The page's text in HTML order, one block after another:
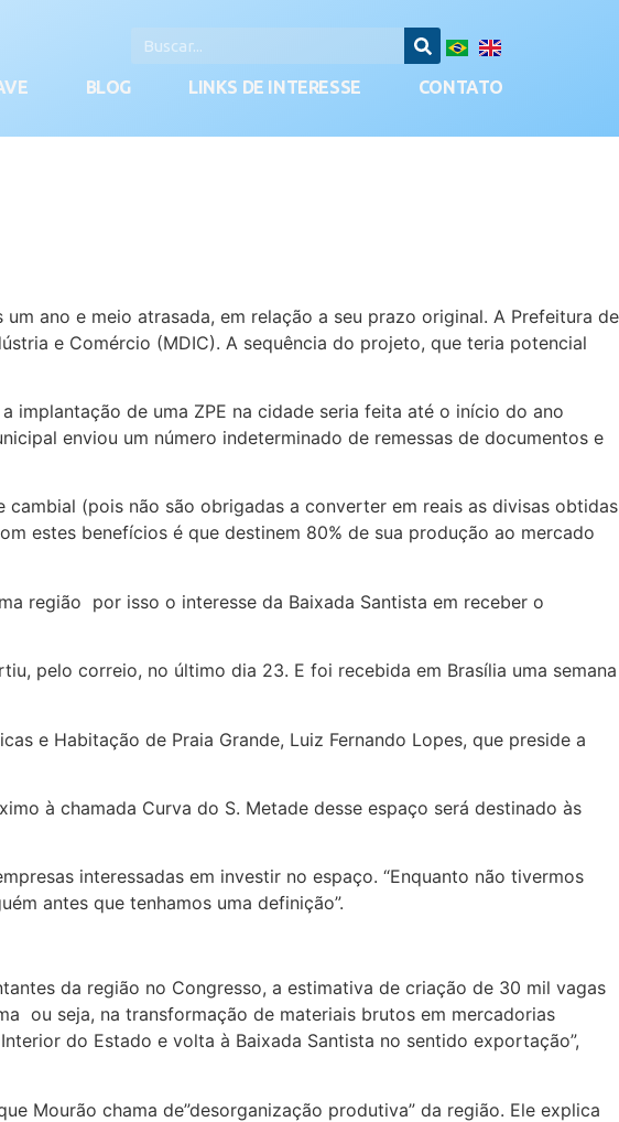
BLOG LINKS DE INTERESSE CONTATO
ano e meio atrasada, em relação a seu prazo original. A Prefeitura de
e Comércio (MDIC). A sequência do projeto, que teria potencial
implantação de uma ZPE na cidade seria feita até o início do ano
enviou um número indeterminado de remessas de documentos e
(pois não são obrigadas a converter em reais as divisas obtidas
estes benefícios é que destinem 80% de sua produção ao mercado
região ­ por isso o interesse da Baixada Santista em receber o
pelo correio, no último dia 23. E foi recebida em Brasília uma semana
e Habitação de Praia Grande, Luiz Fernando Lopes, que preside a
à chamada Curva do S. Metade desse espaço será destinado às
interessadas em investir no espaço. “Enquanto não tivermos
antes que tenhamos uma definição”.
da região no Congresso, a estimativa de criação de 30 mil vagas
ou seja, na transformação de materiais brutos em mercadorias
do Estado e volta à Baixada Santista no sentido exportação”,
Mourão chama de”desorganização produtiva” da região. Ele explica